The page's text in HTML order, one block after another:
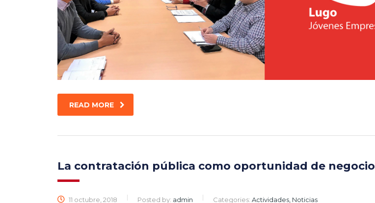
READ MORE
La contratación pública como oportunidad de negocio
11 octubre, 2018 Posted by: admin Categories: Actividades, Noticias